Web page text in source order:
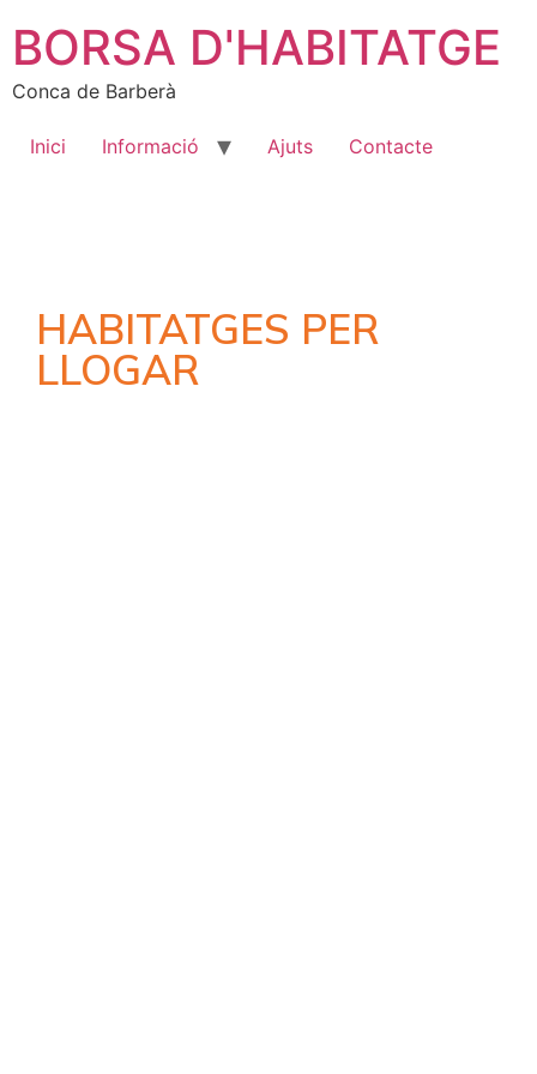
BORSA D'HABITATGE
Conca de Barberà
Inici Informació Ajuts Contacte
HABITATGES PER
LLOGAR